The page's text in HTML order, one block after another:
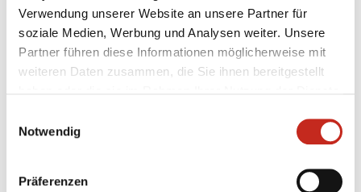
Verwendung unserer Website an unsere Partner für
soziale Medien, Werbung und Analysen weiter. Unsere
Partner führen diese Informationen möglicherweise mit
weiteren Daten zusammen, die Sie ihnen bereitgestellt
Notwendig
Präferenzen
GROHE SPA bietet die Marke sowohl
lebensverbessernde Produktlösungen als auch
Services an. Sie alle sind auf die verschiedenen
Bedürfnisse von GROHEs professionellen
Zielgruppen ausgerichtet. Mit Wasser als Kern des
Geschäfts trägt GROHE mit einer
Impact Strategy
von LIXIL bei: von der CO2-neutralen**